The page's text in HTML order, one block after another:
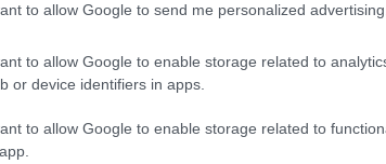
to allow Google to send me personalized advertising.
to allow Google to enable storage related to
or device identifiers in apps.
to allow Google to enable storage related to